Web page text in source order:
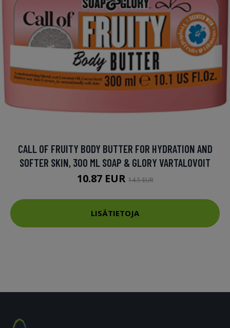
CALL OF FRUITY BODY BUTTER FOR HYDRATION AND
SOFTER SKIN, 300 ML SOAP & GLORY VARTALOVOIT
10.87 EUR14.5 EUR
LISÄTIETOJA